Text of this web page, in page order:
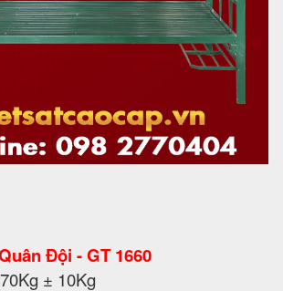
Đội - GT 1660
± 10Kg